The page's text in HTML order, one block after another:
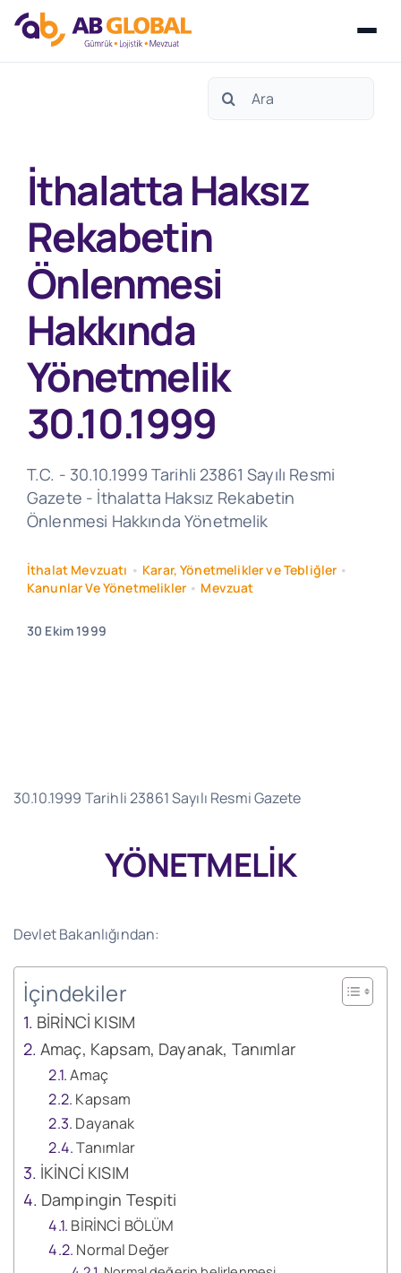
Search
İthalatta Haksız
Rekabetin
Önlenmesi
Hakkında
Yönetmelik
30.10.1999
T.C. - 30.10.1999 Tarihli 23861 Sayılı Resmi
Gazete - İthalatta Haksız Rekabetin
Önlenmesi Hakkında Yönetmelik
İthalat Mevzuatı • Karar, Yönetmelikler ve Tebliğler •
Kanunlar Ve Yönetmelikler • Mevzuat
30 Ekim 1999
30.10.1999 Tarihli 23861 Sayılı Resmi Gazete
YÖNETMELİK
Devlet Bakanlığından:
İçindekiler
BİRİNCİ KISIM
Amaç, Kapsam, Dayanak, Tanımlar
Amaç
Kapsam
Dayanak
Tanımlar
İKİNCİ KISIM
Dampingin Tespiti
BİRİNCİ BÖLÜM
Normal Değer